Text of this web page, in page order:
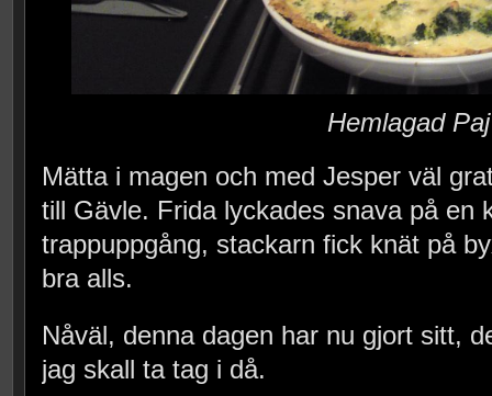
Hemlagad Paj
Mätta i magen och med Jesper väl
till Gävle. Frida lyckades snava på en
trappuppgång, stackarn fick knät på
bra alls.
Nåväl, denna dagen har nu gjort sitt,
jag skall ta tag i då.